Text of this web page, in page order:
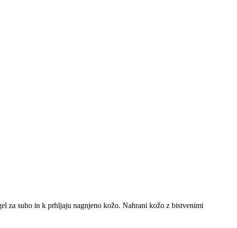
za suho in k prhljaju nagnjeno kožo. Nahrani kožo z bistvenimi